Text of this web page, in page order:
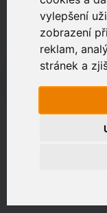
vylepšení
zobrazení
reklam,
stránek a
Zákaznický portál
Jak rychlé je